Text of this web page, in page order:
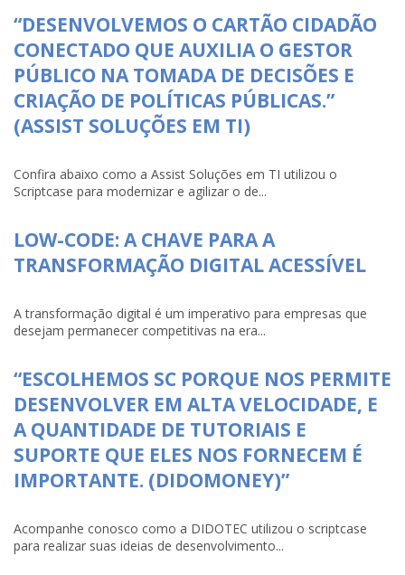
“DESENVOLVEMOS O CARTÃO CIDADÃO
CONECTADO QUE AUXILIA O GESTOR
PÚBLICO NA TOMADA DE DECISÕES E
CRIAÇÃO DE POLÍTICAS PÚBLICAS.”
(ASSIST SOLUÇÕES EM TI)
Confira abaixo como a Assist Soluções em TI utilizou o
Scriptcase para modernizar e agilizar o de...
LOW-CODE: A CHAVE PARA A
TRANSFORMAÇÃO DIGITAL ACESSÍVEL
A transformação digital é um imperativo para empresas que
desejam permanecer competitivas na era...
“ESCOLHEMOS SC PORQUE NOS PERMITE
DESENVOLVER EM ALTA VELOCIDADE, E
A QUANTIDADE DE TUTORIAIS E
SUPORTE QUE ELES NOS FORNECEM É
IMPORTANTE. (DIDOMONEY)”
Acompanhe conosco como a DIDOTEC utilizou o scriptcase
para realizar suas ideias de desenvolvimento...